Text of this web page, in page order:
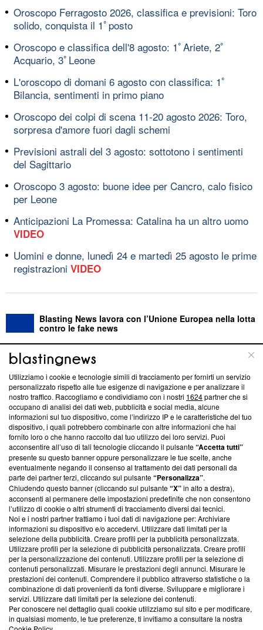
Oroscopo Ferragosto 2026, classifica e previsioni: Toro
solido, conquista il 1ﾟposto
Oroscopo e classifica dell'8 agosto: 1ﾟAriete, 2ﾟ
Acquario, 3ﾟLeone
L'oroscopo di domani 6 agosto con classifica: 1ﾟ
Bilancia, sentimenti in primo piano
Oroscopo dei colpi di scena 11-20 agosto 2026: Toro,
sorpresa d'amore fuori dagli schemi
Previsioni astrali del 3 agosto: sottotono i sentimenti
del Sagittario
Oroscopo 3 agosto: buone idee per Cancro, calo fisico
per Leone
Anticipazioni La Promessa: Catalina ha un altro uomo
VIDEO
Uomini e donne, lunedì 24 e martedì 25 agosto le prime
registrazioni VIDEO
Blasting News lavora con l’Unione Europea nella lotta
contro le fake news
ABOUT LINEA EDITORIALE
Questa sezione offre informazioni trasparenti su Blasting
News, sui nostri processi editoriali e su come ci impegniamo a
creare news di qualità. Inoltre, afferma la nostra aderenza a
‘Trust Project - News with Integrity’Blasting News non è
ancora membro del programma, ma ha richiesto di farne
parte; Trust Project non ha ancora effettuato una verifica di
conformità agli standard.
Su di noi
Team editoriale
Corporate
Redazione
Informativa Privacy
Cookie Policy
Blasting SA, IDI CHE-247.845.224, Via Carlo Frasca, 3 - 6900
Lugano (Svizzera) Tel:+39 0690258937
Utilizziamo i cookie e tecnologie simili di tracciamento per fornirti un servizio
personalizzato rispetto alle tue esigenze di navigazione e per analizzare il
nostro traffico. Raccogliamo e condividiamo con i nostri 1624partner che si
occupano di analisi dei dati web, pubblicità e social media, alcune
informazioni sul tuo dispositivo, come l’indirizzo IP e le caratteristiche del tuo
dispositivo, i quali potrebbero combinarle con altre informazioni che hai
fornito loro o che hanno raccolto dal tuo utilizzo dei loro servizi. Puoi
acconsentire all’uso di tali tecnologie cliccando il pulsante“Accetta tutti”
presente su questo banner oppure personalizzare le tue scelte, anche
eventualmente negando il consenso al trattamento dei dati personali da
parte dei partner terzi, cliccando sul pulsante“Personalizza”.
Chiudendo questo banner (cliccando sul pulsante“X”in alto a destra),
acconsenti al permanere delle impostazioni predefinite che non consentono
l’utilizzo di cookie o altri strumenti di tracciamento diversi dai tecnici.
Noi e i nostri partner trattiamo i tuoi dati di navigazione per: Archiviare
informazioni su dispositivo e/o accedervi. Utilizzare dati limitati per la
selezione della pubblicità. Creare profili per la pubblicità personalizzata.
Utilizzare profili per la selezione di pubblicità personalizzata. Creare profili
per la personalizzazione dei contenuti. Utilizzare profili per la selezione di
contenuti personalizzati. Misurare le prestazioni degli annunci. Misurare le
prestazioni dei contenuti. Comprendere il pubblico attraverso statistiche o la
combinazione di dati provenienti da fonti diverse. Sviluppare e migliorare i
servizi. Utilizzare dati limitati per la selezione dei contenuti.
Per conoscere nel dettaglio quali cookie utilizziamo sul sito e per modificare,
in qualsiasi momento, le tue preferenze, ti invitiamo a consultare la nostra